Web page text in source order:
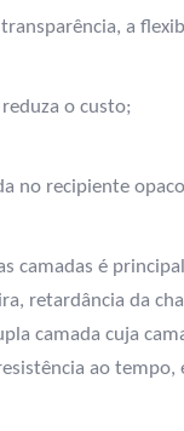
a
o custo;
no recipiente
é
retardância da
camada cuja
ao